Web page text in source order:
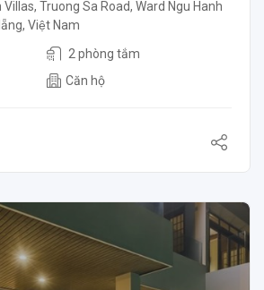
Truong Sa Road, Ward Ngu Hanh
Việt Nam
2 phòng tắm
Căn hộ